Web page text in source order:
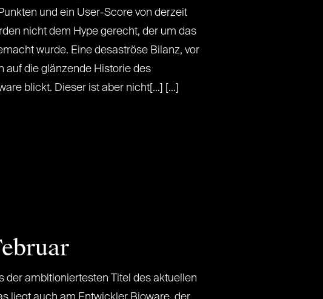
und ein User-Score von derzeit
nicht dem Hype gerecht, der um das
wurde. Eine desaströse Bilanz, vor
auf die glänzende Historie des
blickt. Dieser ist aber nicht[...] [...]
der ambitioniertesten Titel des aktuellen